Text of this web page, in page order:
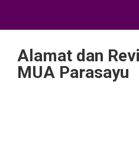
Alamat dan
MUA Parasayu